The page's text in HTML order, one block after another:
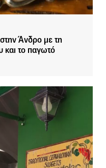
Άνδρο με τη
και το παγωτό